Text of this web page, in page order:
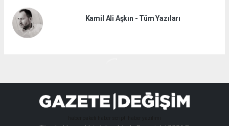
Kamil Ali Aşkın - Tüm Yazıları